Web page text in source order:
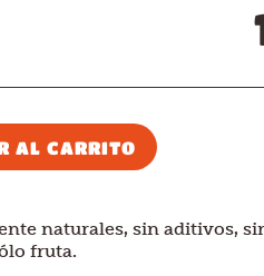
AL CARRITO
naturales, sin aditivos,
fruta.